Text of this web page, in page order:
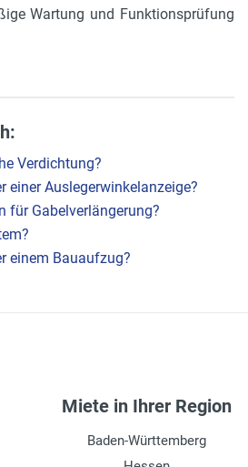
Wartung und Funktionsprüfung
Verdichtung?
einer Auslegerwinkelanzeige?
für Gabelverlängerung?
einem Bauaufzug?
Miete in Ihrer Region
Baden-Württemberg